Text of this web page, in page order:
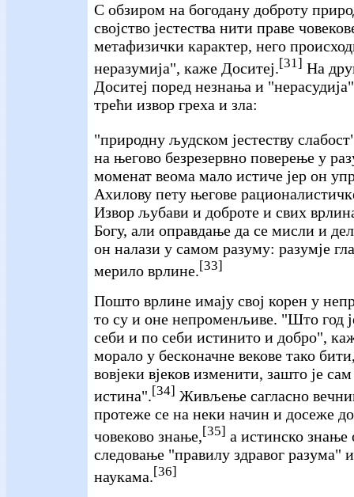
С обзиром на богодану доброту
својство јестества нити праве
метафизички карактер, него
неразумија", каже Доситеј.[31] На
Доситеј поред незнања и
трећи извор греха и зла:
"природну људском јестеству
на његово безрезервно поверење у
моменат веома мало истиче јер он
Ахилову пету његове
Извор љубави и доброте и свих
Богу, али оправдање да се мисли и
он налази у самом разуму: разумје
мерило врлине. [33]
Пошто врлине имају свој корен у
то су и оне непроменљиве. "Што год
себи и по себи истинито и добро",
морало у бесконачне векове тако
вовјеки вјеков изменити, зашто је
истина".[34] Живљење сагласно
протеже се на неки начин и досеже
човеково знање,[35] а истинско знање
следовање "правилу здравог разума"
наукама. [36]